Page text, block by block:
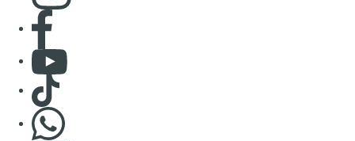
Consulter page Facebook
Consulter Youtube
Consulter TikTok